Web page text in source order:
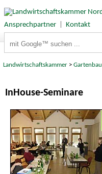
Ansprechpartner|
Kontakt
Landwirtschaftskammer >Gartenbau
InHouse-Seminare